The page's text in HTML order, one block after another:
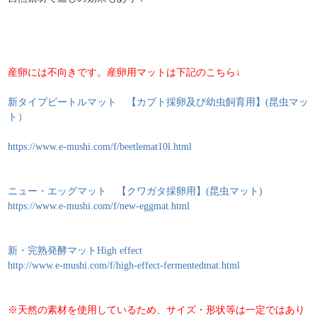
産卵には不向きです。産卵用マットは下記のこちら↓
新タイプビートルマット 【カブト採卵及び幼虫飼育用】(昆虫マッ
ト）
https://www.e-mushi.com/f/beetlemat10l.html
ニュー・エッグマット 【クワガタ採卵用】(昆虫マット)
https://www.e-mushi.com/f/new-eggmat.html
新・完熟発酵マットHigh effect
http://www.e-mushi.com/f/high-effect-fermentedmat.html
※天然の素材を使用しているため、サイズ・形状等は一定ではあり